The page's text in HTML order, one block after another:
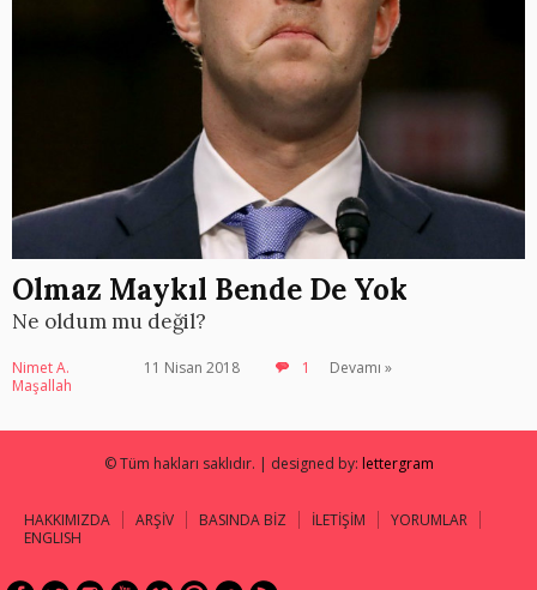
Olmaz Maykıl Bende De Yok
Ne oldum mu değil?
Nimet A.
Maşallah
11 Nisan 2018 1 Devamı »
© Tüm hakları saklıdır. | designed by: lettergram
HAKKIMIZDA ARŞİV BASINDA BİZ İLETİŞİM
YORUMLAR
ENGLISH